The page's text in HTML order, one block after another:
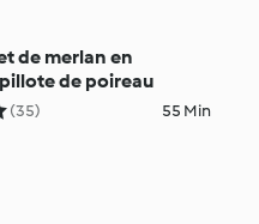
de merlan en
de poireau
(35) 55 Min